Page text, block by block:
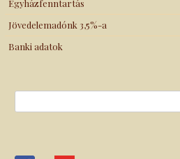
Egyházfenntartás
Jövedelemadónk 3,5%-a
Banki adatok